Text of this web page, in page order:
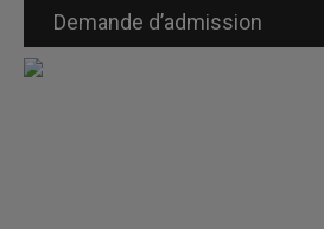
Demande d’admission